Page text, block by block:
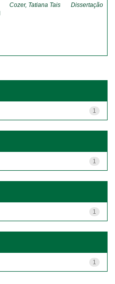
Cozer, Tatiana Tais Dissertação
1
1
1
1